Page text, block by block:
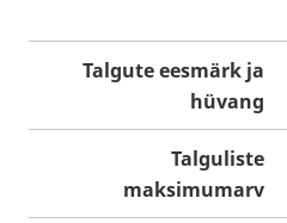
Talgute eesmärk ja
hüvang
Talguliste
maksimumarv